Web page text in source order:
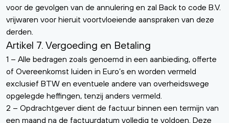
voor de gevolgen van de annulering en zal Back to code B.V.
vrijwaren voor hieruit voortvloeiende aanspraken van deze
derden.
Artikel 7. Vergoeding en Betaling
1 – Alle bedragen zoals genoemd in een aanbieding, offerte
of Overeenkomst luiden in Euro’s en worden vermeld
exclusief BTW en eventuele andere van overheidswege
opgelegde heffingen, tenzij anders vermeld.
2 – Opdrachtgever dient de factuur binnen een termijn van
een maand na de factuurdatum volledig te voldoen. Deze